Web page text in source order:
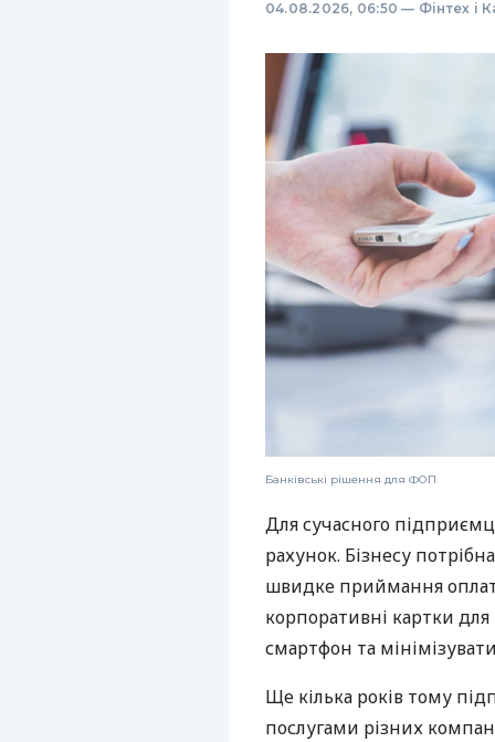
04.08.2026, 06:50 — Фінтех і
Банківські рішення для ФОП
Для сучасного
рахунок. Бізнесу
швидке приймання
корпоративні картки
смартфон та
Ще кілька років тому
послугами різних